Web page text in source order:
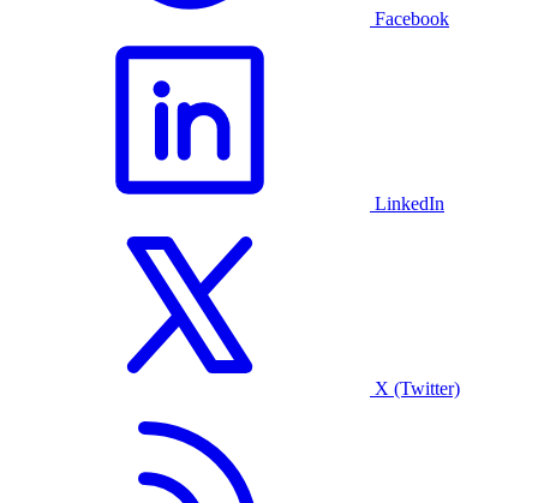
Facebook
LinkedIn
X (Twitter)